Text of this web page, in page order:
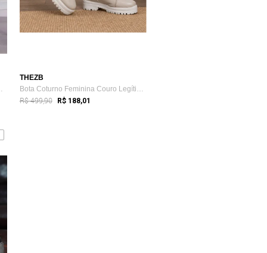
Couro C...
THEZB
Bota Coturno Feminina Couro Legítimo Pre...
R$ 499,90 R$ 188,01